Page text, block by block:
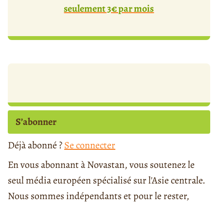
seulement 3€ par mois
S’abonner
Déjà abonné ?Se connecter
En vous abonnant à Novastan, vous soutenez le
seul média européen spécialisé sur l'Asie centrale.
Nous sommes indépendants et pour le rester,